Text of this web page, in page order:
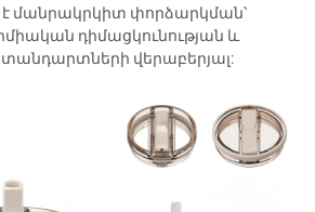
մանրակրկիտ փորձարկման՝
դիմացկունության և
վերաբերյալ: